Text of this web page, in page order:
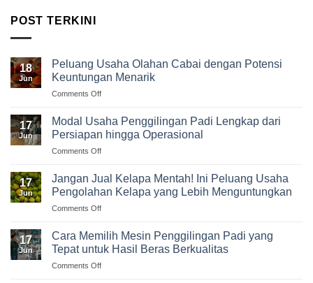
POST TERKINI
18
Jun
Peluang Usaha Olahan Cabai dengan Potensi
Keuntungan Menarik
Comments Offon
Usaha
Olahan
Cabai
dengan
Keuntungan
Menarik
17
Jun
Modal Usaha Penggilingan Padi Lengkap dari
Persiapan hingga Operasional
Comments Offon
Usaha
Penggilingan
Padi
Lengkap
Persiapan
hingga
17
Jun
Jangan Jual Kelapa Mentah! Ini Peluang Usaha
Pengolahan Kelapa yang Lebih Menguntungkan
Comments Offon
Jual
Kelapa
Mentah!
Ini
17
Jun
Cara Memilih Mesin Penggilingan Padi yang
Tepat untuk Hasil Beras Berkualitas
Comments Offon